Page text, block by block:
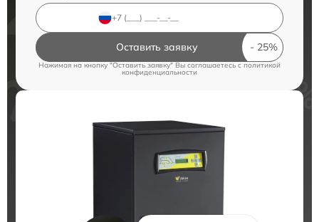
Оставить заявку
Нажимая на кнопку "Оставить заявку" Вы соглашаетесь cполитикой
конфиденциальности